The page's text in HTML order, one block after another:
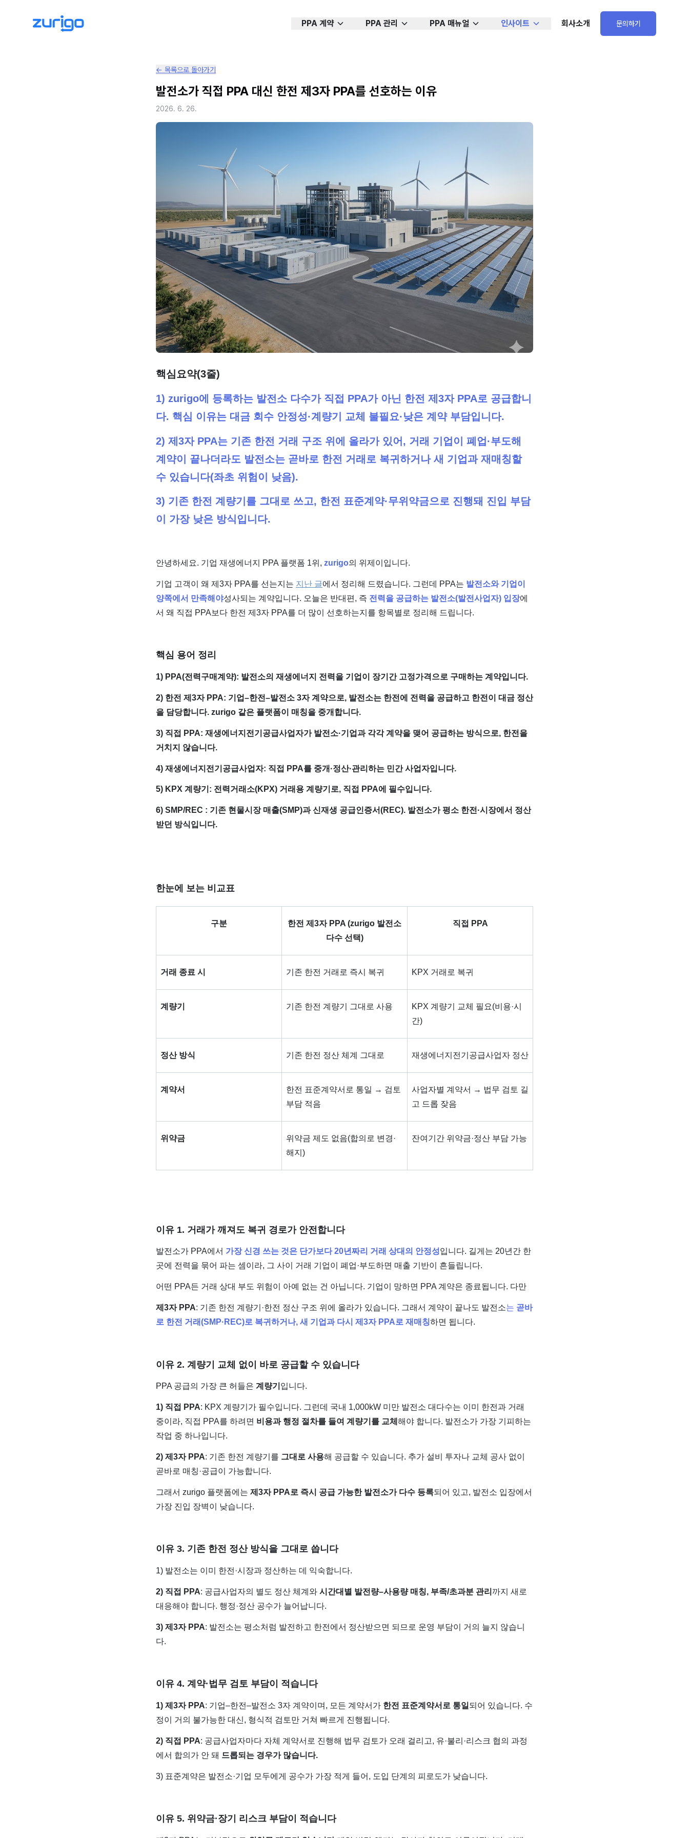
PPA 계약 PPA 관리 PPA 매뉴얼 인사이트 회사소개 문의하기
← 목록으로 돌아가기
발전소가 직접 PPA 대신 한전 제3자 PPA를 선호하는 이유
2026. 6. 26.
핵심요약(3줄)
1) zurigo에 등록하는 발전소 다수가 직접 PPA가 아닌 한전 제3자 PPA로 공급합니
다. 핵심 이유는 대금 회수 안정성·계량기 교체 불필요·낮은 계약 부담입니다.
2) 제3자 PPA는 기존 한전 거래 구조 위에 올라가 있어, 거래 기업이 폐업·부도해
계약이 끝나더라도 발전소는 곧바로 한전 거래로 복귀하거나 새 기업과 재매칭할
수 있습니다(좌초 위험이 낮음).
3) 기존 한전 계량기를 그대로 쓰고, 한전 표준계약·무위약금으로 진행돼 진입 부담
이 가장 낮은 방식입니다.
​안녕하세요. 기업 재생에너지 PPA 플랫폼 1위, zurigo의 위제이입니다.
기업 고객이 왜 제3자 PPA를 선는지는 지난 글에서 정리해 드렸습니다. 그런데 PPA는 발전소와 기업이
양쪽에서 만족해야성사되는 계약입니다. 오늘은 반대편, 즉 전력을 공급하는 발전소(발전사업자) 입장에
서 왜 직접 PPA보다 한전 제3자 PPA를 더 많이 선호하는지를 항목별로 정리해 드립니다.
핵심 용어 정리
1) PPA(전력구매계약): 발전소의 재생에너지 전력을 기업이 장기간 고정가격으로 구매하는 계약입니다.
2) 한전 제3자 PPA: 기업–한전–발전소 3자 계약으로, 발전소는 한전에 전력을 공급하고 한전이 대금 정산
을 담당합니다. zurigo 같은 플랫폼이 매칭을 중개합니다.
3) 직접 PPA: 재생에너지전기공급사업자가 발전소·기업과 각각 계약을 맺어 공급하는 방식으로, 한전을
거치지 않습니다.
4) 재생에너지전기공급사업자: 직접 PPA를 중개·정산·관리하는 민간 사업자입니다.
5) KPX 계량기: 전력거래소(KPX) 거래용 계량기로, 직접 PPA에 필수입니다.
6) SMP/REC : 기존 현물시장 매출(SMP)과 신재생 공급인증서(REC). 발전소가 평소 한전·시장에서 정산
받던 방식입니다.
한눈에 보는 비교표
구분
한전 제3자 PPA (zurigo 발전소
다수 선택)
직접 PPA
거래 종료 시 기존 한전 거래로 즉시 복귀 KPX 거래로 복귀
계량기 기존 한전 계량기 그대로 사용
KPX 계량기 교체 필요(비용·시
간)
정산 방식 기존 한전 정산 체계 그대로 재생에너지전기공급사업자 정산
계약서
한전 표준계약서로 통일 → 검토
부담 적음
사업자별 계약서 → 법무 검토 길
고 드롭 잦음
위약금
위약금 제도 없음(합의로 변경·
해지)
잔여기간 위약금·정산 부담 가능
이유 1. 거래가 깨져도 복귀 경로가 안전합니다
발전소가 PPA에서 가장 신경 쓰는 것은 단가보다 20년짜리 거래 상대의 안정성입니다. 길게는 20년간 한
곳에 전력을 묶어 파는 셈이라, 그 사이 거래 기업이 폐업·부도하면 매출 기반이 흔들립니다.
어떤 PPA든 거래 상대 부도 위험이 아예 없는 건 아닙니다. 기업이 망하면 PPA 계약은 종료됩니다. 다만
제3자 PPA: 기존 한전 계량기·한전 정산 구조 위에 올라가 있습니다. 그래서 계약이 끝나도 발전소는 곧바
로 한전 거래(SMP·REC)로 복귀하거나, 새 기업과 다시 제3자 PPA로 재매칭하면 됩니다.
이유 2. 계량기 교체 없이 바로 공급할 수 있습니다
PPA 공급의 가장 큰 허들은 계량기 입니다.
1) 직접 PPA: KPX 계량기가 필수입니다. 그런데 국내 1,000kW 미만 발전소 대다수는 이미 한전과 거래
중이라, 직접 PPA를 하려면 비용과 행정 절차를 들여 계량기를 교체 해야 합니다. 발전소가 가장 기피하는
작업 중 하나입니다.
2) 제3자 PPA: 기존 한전 계량기를 그대로 사용해 공급할 수 있습니다. 추가 설비 투자나 교체 공사 없이
곧바로 매칭·공급이 가능합니다.
그래서 zurigo 플랫폼에는 제3자 PPA로 즉시 공급 가능한 발전소가 다수 등록되어 있고, 발전소 입장에서
가장 진입 장벽이 낮습니다.
이유 3. 기존 한전 정산 방식을 그대로 씁니다
1) 발전소는 이미 한전·시장과 정산하는 데 익숙합니다.
2) 직접 PPA: 공급사업자의 별도 정산 체계와 시간대별 발전량–사용량 매칭, 부족/초과분 관리 까지 새로
대응해야 합니다. 행정·정산 공수가 늘어납니다.
3) 제3자 PPA: 발전소는 평소처럼 발전하고 한전에서 정산받으면 되므로 운영 부담이 거의 늘지 않습니
다.
이유 4. 계약·법무 검토 부담이 적습니다
1) 제3자 PPA: 기업–한전–발전소 3자 계약이며, 모든 계약서가 한전 표준계약서로 통일 되어 있습니다. 수
정이 거의 불가능한 대신, 형식적 검토만 거쳐 빠르게 진행됩니다.
2) 직접 PPA: 공급사업자마다 자체 계약서로 진행해 법무 검토가 오래 걸리고, 유·불리·리스크 협의 과정
에서 합의가 안 돼 드롭되는 경우가 많습니다.
3) 표준계약은 발전소·기업 모두에게 공수가 가장 적게 들어, 도입 단계의 피로도가 낮습니다.
이유 5. 위약금·장기 리스크 부담이 적습니다